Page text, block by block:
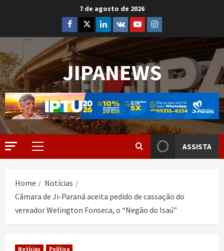
7 de agosto de 2026
JIPANEWS
ASSISTA
Home
Notícias
Câmara de Ji-Paraná aceita pedido de cassação do
vereador Welington Fonseca, o “Negão do Isaú”
Notícias Política